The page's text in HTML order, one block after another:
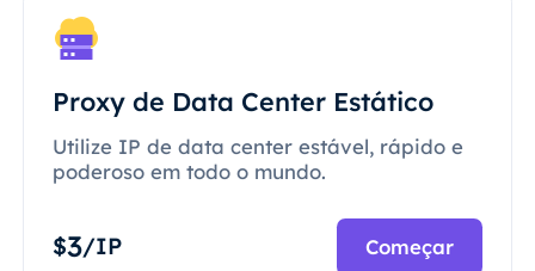
Proxy de Data Center Estático
Utilize IP de data center estável, rápido e
poderoso em todo o mundo.
$3/IP Começar